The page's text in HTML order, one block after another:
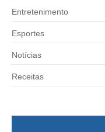
Entretenimento
Esportes
Notícias
Receitas